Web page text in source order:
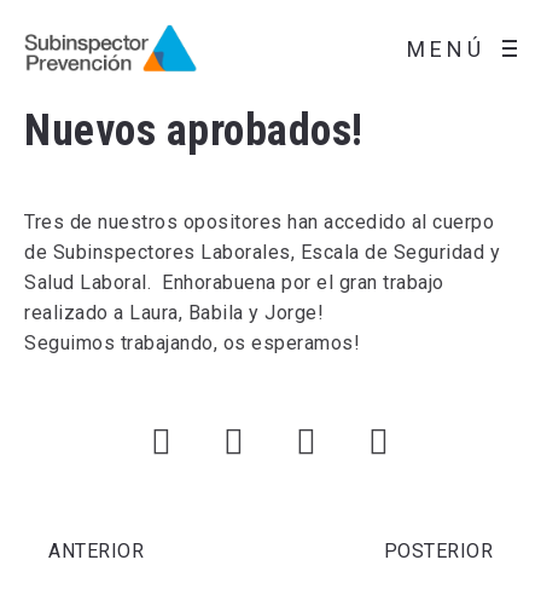
MENÚ
Nuevos aprobados!
Tres de nuestros opositores han accedido al cuerpo
de Subinspectores Laborales, Escala de Seguridad y
Salud Laboral. Enhorabuena por el gran trabajo
realizado a Laura, Babila y Jorge!
Seguimos trabajando, os esperamos!
ANTERIOR POSTERIOR